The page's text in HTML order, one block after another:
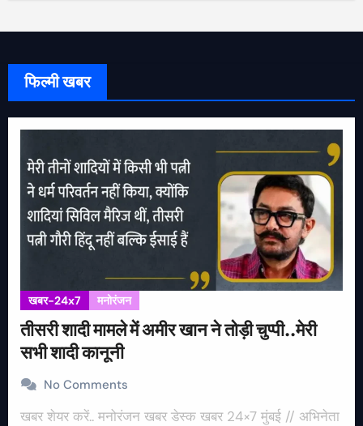
फिल्मी खबर
खबर-24x7 मनोरंजन
तीसरी शादी मामले में अमीर खान ने तोड़ी चुप्पी..मेरी
सभी शादी कानूनी
No Comments
खबर शेयर करें.. मनोरंजन खबर डेस्क खबर 24×7 मुंबई // अभिनेता